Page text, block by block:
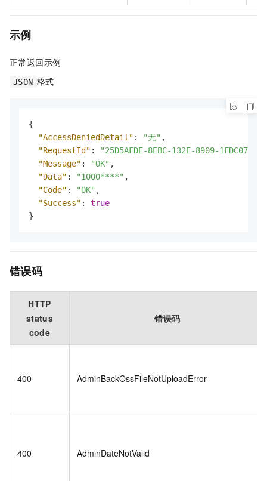
示例
正常返回示例
JSON 格式
{
"AccessDeniedDetail" : "无" ,
"RequestId" :
"25D5AFDE-8EBC-132E-8909-
"Message" : "OK" ,
"Data" : "1000****" ,
"Code" : "OK" ,
"Success" :
true
}
错误码
HTTP
status
code
错误码
400 AdminBackOssFileNotUploadError
400 AdminDateNotValid